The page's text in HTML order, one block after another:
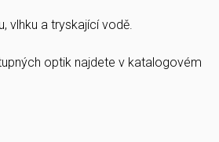
vlhku a tryskající vodě.
optik najdete v katalogovém